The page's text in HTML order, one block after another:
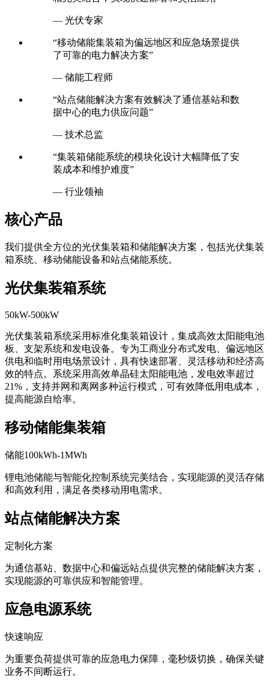
— 光伏专家
“移动储能集装箱为偏远地区和应急场景提供
了可靠的电力解决方案”
— 储能工程师
“站点储能解决方案有效解决了通信基站和数
据中心的电力供应问题”
— 技术总监
“集装箱储能系统的模块化设计大幅降低了安
装成本和维护难度”
— 行业领袖
核心产品
我们提供全方位的光伏集装箱和储能解决方案，包括光伏集装
箱系统、移动储能设备和站点储能系统。
光伏集装箱系统
50kW-500kW
光伏集装箱系统采用标准化集装箱设计，集成高效太阳能电池
板、支架系统和发电设备。专为工商业分布式发电、偏远地区
供电和临时用电场景设计，具有快速部署、灵活移动和经济高
效的特点。系统采用高效单晶硅太阳能电池，发电效率超过
21%，支持并网和离网多种运行模式，可有效降低用电成本，
提高能源自给率。
移动储能集装箱
储能100kWh-1MWh
锂电池储能与智能化控制系统完美结合，实现能源的灵活存储
和高效利用，满足各类移动用电需求。
站点储能解决方案
定制化方案
为通信基站、数据中心和偏远站点提供完整的储能解决方案，
实现能源的可靠供应和智能管理。
应急电源系统
快速响应
为重要负荷提供可靠的应急电力保障，毫秒级切换，确保关键
业务不间断运行。